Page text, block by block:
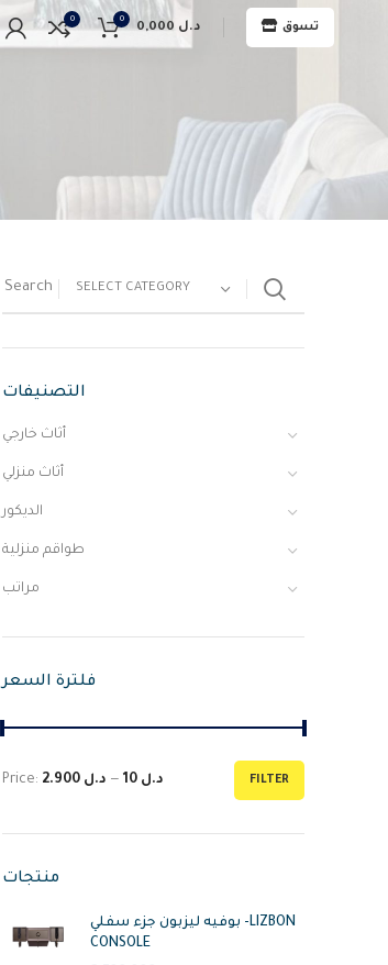
0 0
د.ل تسوق
SELECT CATEGORY
التصنيفات
أثاث خارجي
أثاث منزلي
الديكور
طواقم منزلية
مراتب
فلترة السعر
FILTER
Price: د.ل 10 — د.ل 2.900
منتجات
بوفيه ليزبون جزء سفلي -LIZBON
CONSOLE